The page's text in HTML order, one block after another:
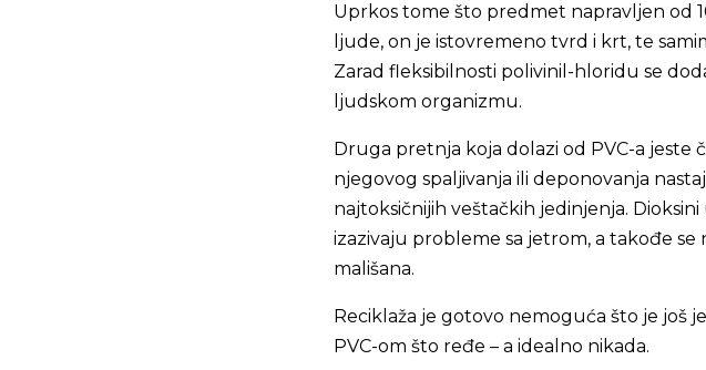
Uprkos tome što predmet napravljen od
ljude, on je istovremeno tvrd i krt, te
Zarad fleksibilnosti polivinil-hloridu se
ljudskom organizmu.
Druga pretnja koja dolazi od PVC-a jeste
njegovog spaljivanja ili deponovanja
najtoksičnijih veštačkih jedinjenja.
izazivaju probleme sa jetrom, a takođe se
mališana.
Reciklaža je gotovo nemoguća što je još
PVC-om što ređe – a idealno nikada.